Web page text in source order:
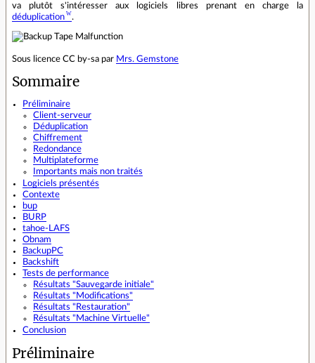
va plutôt s'intéresser aux logiciels libres prenant en charge la
déduplication
.
Sous licence CC by-sa par Mrs. Gemstone
Sommaire
Préliminaire
Client-serveur
Déduplication
Chiffrement
Redondance
Multiplateforme
Importants mais non traités
Logiciels présentés
Contexte
bup
BURP
tahoe-LAFS
Obnam
BackupPC
Backshift
Tests de performance
Résultats "Sauvegarde initiale"
Résultats "Modifications"
Résultats "Restauration"
Résultats "Machine Virtuelle"
Conclusion
Préliminaire